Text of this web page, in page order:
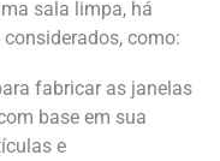
sala limpa, há
como:
fabricar as janelas
base em sua
e